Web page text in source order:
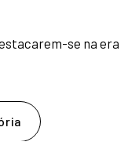
se na era